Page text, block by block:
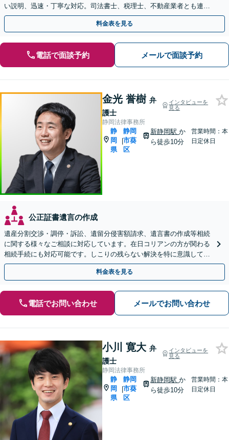
い説明、迅速・丁寧な対応。司法書士、税理士、不動産業者とも連携
し、遺産相続をトータルサポート【完全個室相談】
料金表を見る
電話で面談予約 メールで面談予約
金光 誉樹 弁
護士
インタビューを
見る
静岡法律事務所
静
岡
県
|
静岡
市葵
区
新静岡駅か
ら徒歩10分
営業時間：本
日定休日
公正証書遺言の作成
遺産分割交渉・調停・訴訟、遺留分侵害額請求、遺言書の作成等相続
に関する様々なご相談に対応しています。在日コリアンの方が関わる
相続手続にも対応可能です。しこりの残らない解決を特に意識してい
ます。【新静岡駅10分】
料金表を見る
電話でお問い合わせ メールでお問い合わせ
小川 寛大 弁
護士
インタビューを
見る
静岡法律事務所
静
岡
県
|
静岡
市葵
区
新静岡駅か
ら徒歩10分
営業時間：本
日定休日